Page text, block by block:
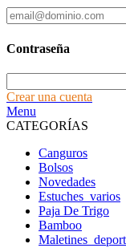
Contraseña
Crear una cuenta
Menu
CATEGORÍAS
Canguros
Bolsos
Novedades
Estuches_varios
Paja De Trigo
Bamboo